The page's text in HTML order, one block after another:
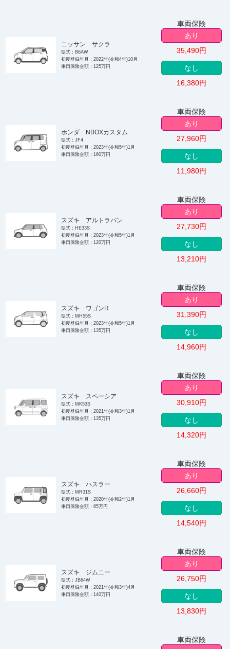
ニッサン サクラ
型式：B6AW
初度登録年月：2022年(令和4年)10月
車両保険金額：125万円
車両保険
あり
35,490円
なし
16,380円
ホンダ NBOXカスタム
型式：JF4
初度登録年月：2023年(令和5年)1月
車両保険金額：160万円
車両保険
あり
27,960円
なし
11,980円
スズキ アルトラパン
型式：HE33S
初度登録年月：2023年(令和5年)1月
車両保険金額：120万円
車両保険
あり
27,730円
なし
13,210円
スズキ ワゴンR
型式：MH55S
初度登録年月：2023年(令和5年)1月
車両保険金額：135万円
車両保険
あり
31,390円
なし
14,960円
スズキ スペーシア
型式：MK53S
初度登録年月：2021年(令和3年)1月
車両保険金額：135万円
車両保険
あり
30,910円
なし
14,320円
スズキ ハスラー
型式：MR31S
初度登録年月：2020年(令和2年)1月
車両保険金額：65万円
車両保険
あり
26,660円
なし
14,540円
スズキ ジムニー
型式：JB64W
初度登録年月：2021年(令和3年)4月
車両保険金額：140万円
車両保険
あり
26,750円
なし
13,830円
車両保険